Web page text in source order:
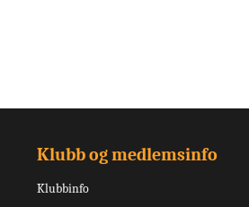
Klubb og medlemsinfo
Klubbinfo